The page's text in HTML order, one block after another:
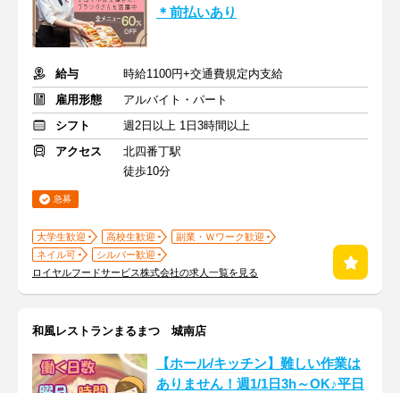
＊前払いあり
給与
時給1100円+交通費規定内支給
雇用形態
アルバイト・パート
シフト
週2日以上 1日3時間以上
アクセス
北四番丁駅
徒歩10分
急募
大学生歓迎 高校生歓迎
副業・Ｗワーク歓迎
ネイル可
シルバー歓迎
ロイヤルフードサービス株式会社の求人一覧を見る
和風レストランまるまつ 城南店
【ホール/キッチン】難しい作業は
ありません！週1/1日3h～OK♪平日